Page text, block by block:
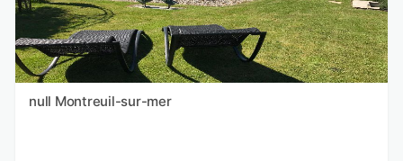
null Montreuil-sur-mer